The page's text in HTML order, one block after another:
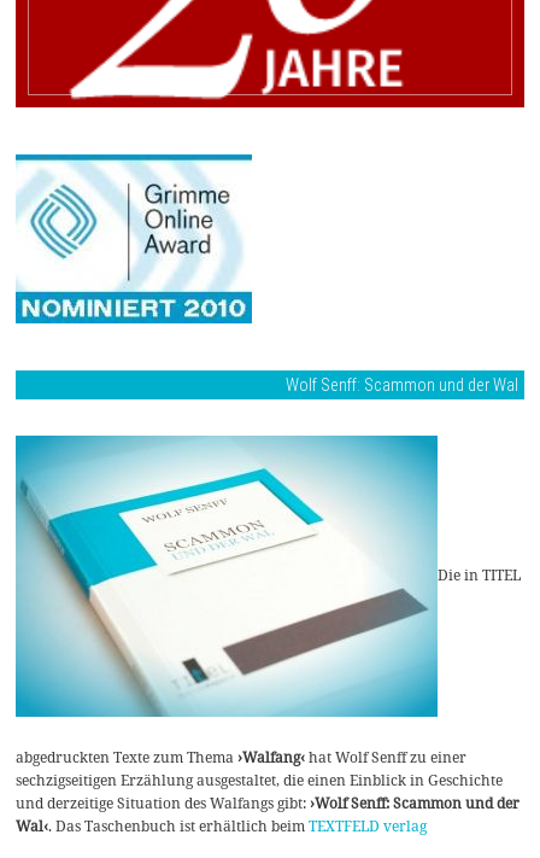
Wolf Senff: Scammon und der Wal
Die in TITEL
abgedruckten Texte zum Thema›Walfang‹hat Wolf Senff zu einer
sechzigseitigen Erzählung ausgestaltet, die einen Einblick in Geschichte
und derzeitige Situation des Walfangs gibt:›Wolf Senff: Scammon und der
Wal‹. Das Taschenbuch ist erhältlich beimTEXTFELD verlag